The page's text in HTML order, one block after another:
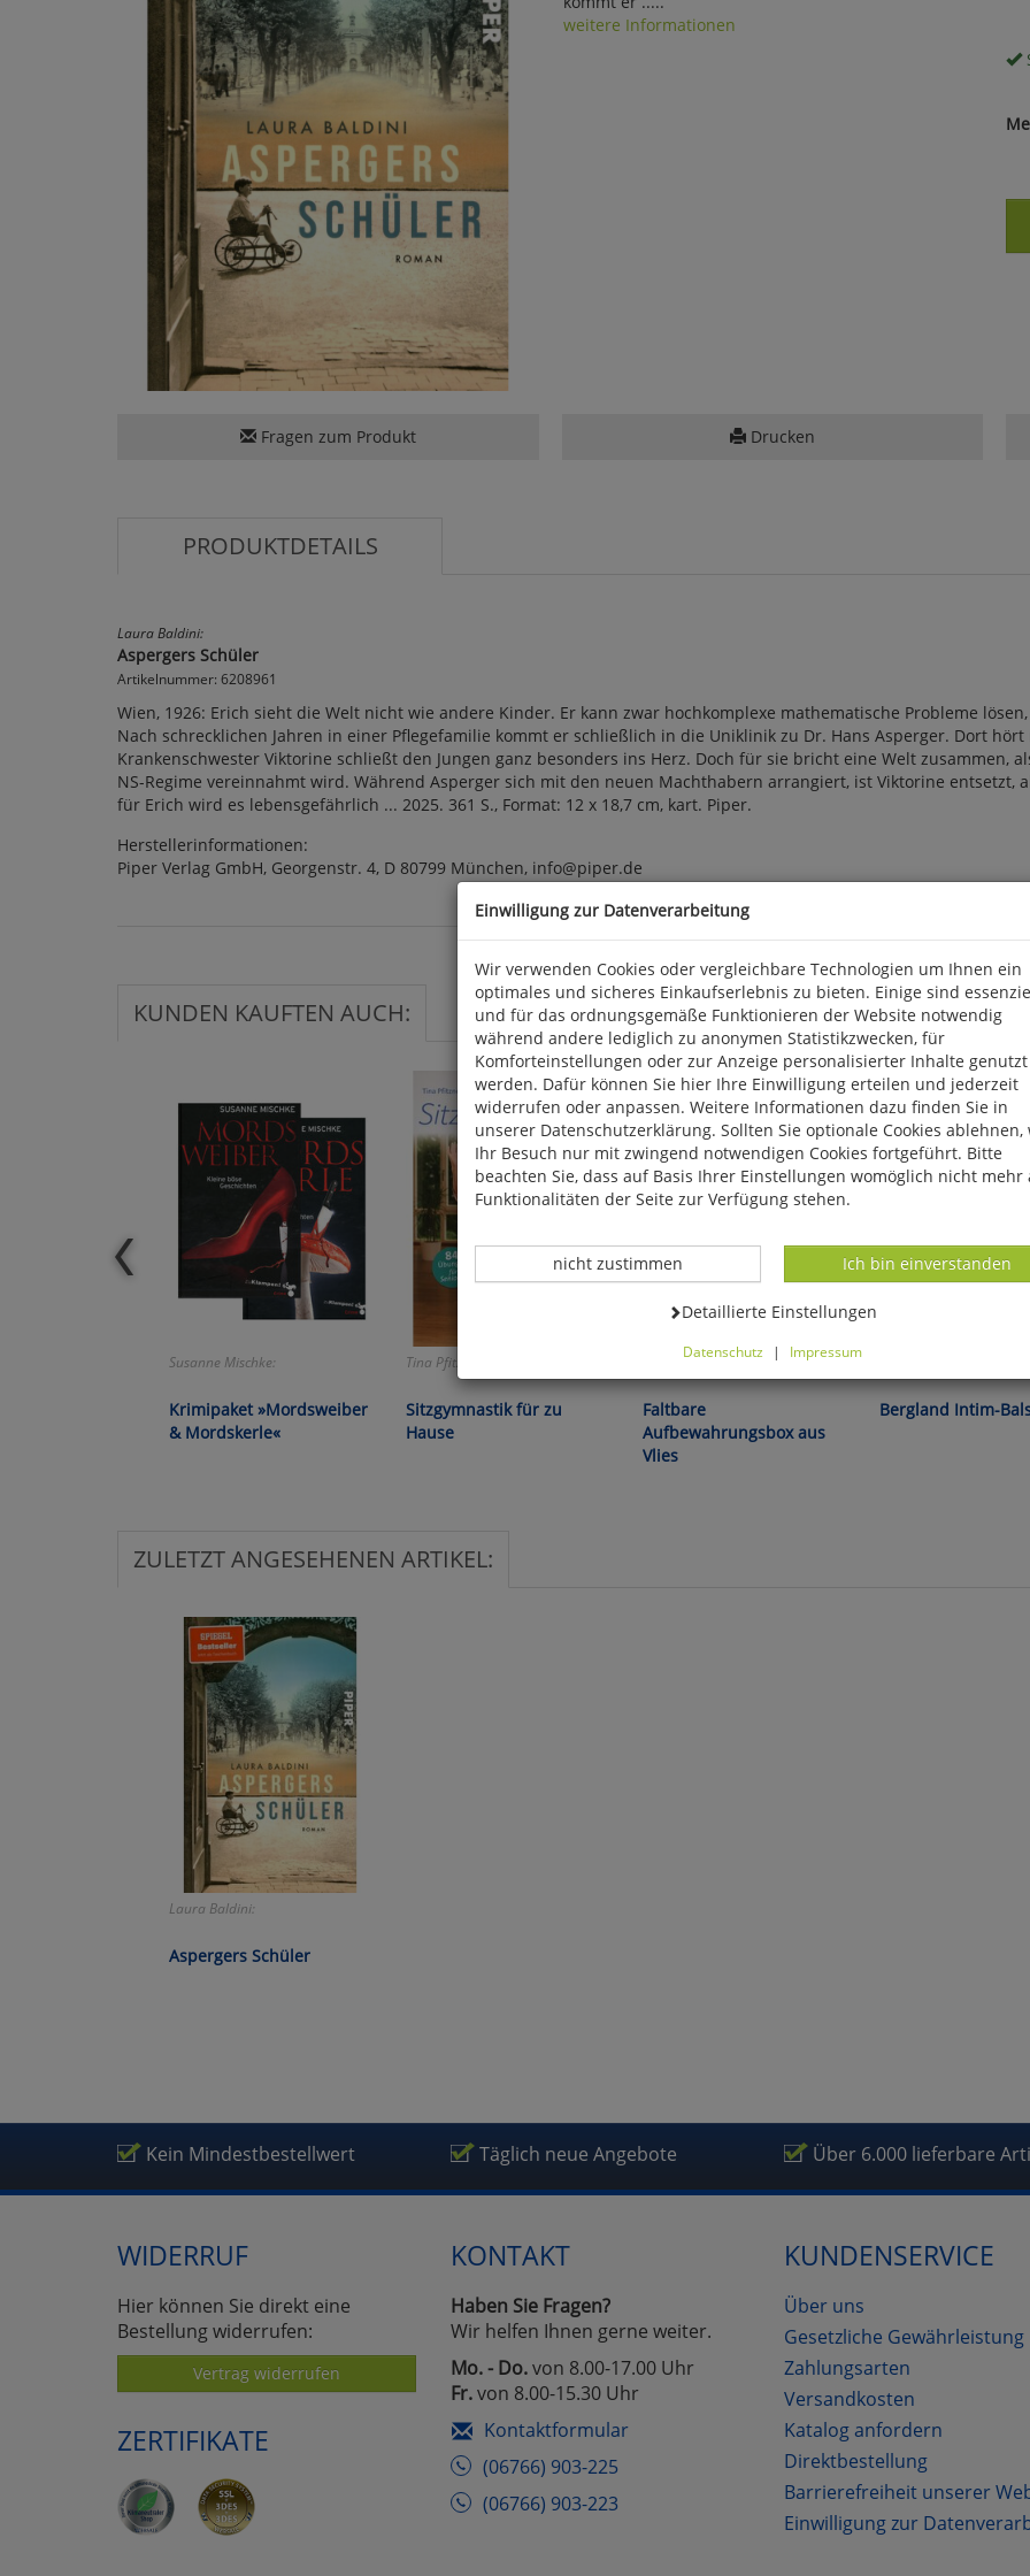
weitere Informationen
Fragen zum Produkt Drucken
PRODUKTDETAILS
Laura Baldini:
Aspergers Schüler
Artikelnummer: 6208961
Wien, 1926: Erich sieht die Welt nicht wie andere Kinder. Er kann zwar hochkomplexe mathematische Probleme
Nach schrecklichen Jahren in einer Pflegefamilie kommt er schließlich in die Uniklinik zu Dr. Hans Asperger. Dort
Krankenschwester Viktorine schließt den Jungen ganz besonders ins Herz. Doch für sie bricht eine Welt zusammen,
NS-Regime vereinnahmt wird. Während Asperger sich mit den neuen Machthabern arrangiert, ist Viktorine entsetzt,
für Erich wird es lebensgefährlich ... 2025. 361 S., Format: 12 x 18,7 cm, kart. Piper.
Herstellerinformationen:
Piper Verlag GmbH, Georgenstr. 4, D 80799 München, info@piper.de
KUNDEN KAUFTEN AUCH:
Susanne Mischke:
Krimipaket »Mordsweiber
& Mordskerle«
Tina Pfitzner:
Sitzgymnastik für zu
Hause
Spart Platz und schafft Ordnung!
Faltbare
Aufbewahrungsbox aus
Vlies
Bergland Intim-
ZULETZT ANGESEHENEN ARTIKEL:
Laura Baldini:
Aspergers Schüler
Kein Mindestbestellwert Täglich neue Angebote Über 6.000 lieferbare
WIDERRUF
Hier können Sie direkt eine
Bestellung widerrufen:
Vertrag widerrufen
ZERTIFIKATE
KONTAKT
Haben Sie Fragen?
Wir helfen Ihnen gerne weiter.
Mo. - Do.von 8.00-17.00 Uhr
Fr.von 8.00-15.30 Uhr
Kontaktformular
(06766) 903-225
(06766) 903-223
KUNDENSERVICE
Über uns
Gesetzliche Gewährleistung
Zahlungsarten
Versandkosten
Katalog anfordern
Direktbestellung
Barrierefreiheit unserer
Einwilligung zur
Einwilligung zur Datenverarbeitung
Wir verwenden Cookies oder vergleichbare Technologien um Ihnen ein
optimales und sicheres Einkaufserlebnis zu bieten. Einige sind
und für das ordnungsgemäße Funktionieren der Website notwendig
während andere lediglich zu anonymen Statistikzwecken, für
Komforteinstellungen oder zur Anzeige personalisierter Inhalte genutzt
werden. Dafür können Sie hier Ihre Einwilligung erteilen und jederzeit
widerrufen oder anpassen. Weitere Informationen dazu finden Sie in
unserer Datenschutzerklärung. Sollten Sie optionale Cookies ablehnen,
Ihr Besuch nur mit zwingend notwendigen Cookies fortgeführt. Bitte
beachten Sie, dass auf Basis Ihrer Einstellungen womöglich nicht mehr
Funktionalitäten der Seite zur Verfügung stehen.
Datenverarbeitung -
Ich bin einverstanden
Datenverarbeitung -
nicht zustimmen
Datenverarbeitung -
Detaillierte Einstellungen
Datenschutz | Impressum
Cookies ablehnen, wird Ihr Besuch nur mit zwingend notwendigen
fortgeführt. Bitte beachten Sie, dass auf Basis Ihrer Einstellungen
nicht mehr alle Funktionalitäten der Seite zur Verfügung stehen.
Selbstverständlich können Sie die Einstellungen jederzeit widerrufen